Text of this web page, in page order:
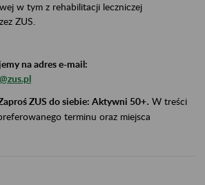
w tym z rehabilitacji leczniczej
ZUS.
na adres e-mail:
ZUS do siebie: Aktywni 50+. W treści
terminu oraz miejsca